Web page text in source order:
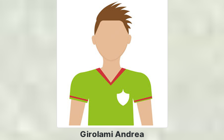
Girolami Andrea